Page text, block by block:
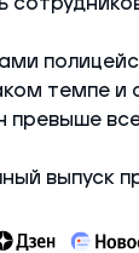
темпе и
превыше
выпуск